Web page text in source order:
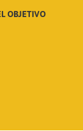
OBJETIVO